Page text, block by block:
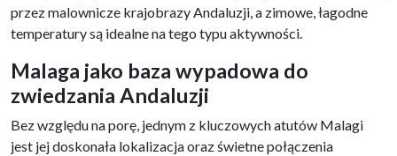
przez malownicze krajobrazy Andaluzji, a zimowe, łagodne
temperatury są idealne na tego typu aktywności.
Malaga jako baza wypadowa do
zwiedzania Andaluzji
Bez względu na porę, jednym z kluczowych atutów Malagi
jest jej doskonała lokalizacja oraz świetne połączenia